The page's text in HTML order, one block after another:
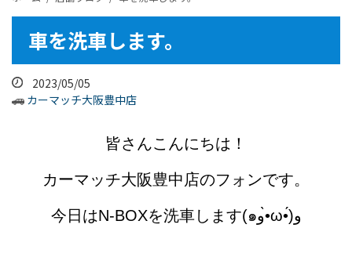
車を洗車します。
2023/05/05
カーマッチ大阪豊中店
皆さんこんにちは！
カーマッチ大阪豊中店のフォンです。
今日はN-BOXを洗車します(๑و•̀ω•́)و